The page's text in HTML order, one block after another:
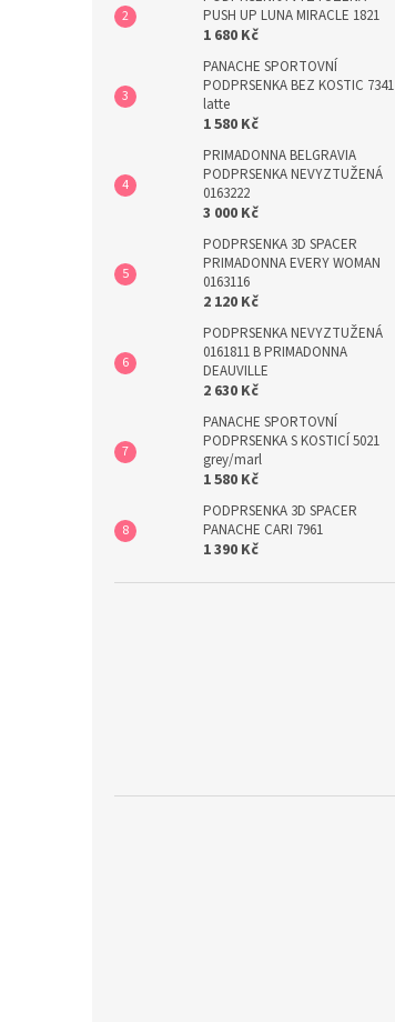
PUSH UP LUNA MIRACLE 1821
1 680 Kč
PANACHE SPORTOVNÍ
PODPRSENKA BEZ KOSTIC 7341
latte
1 580 Kč
PRIMADONNA BELGRAVIA
PODPRSENKA NEVYZTUŽENÁ
0163222
3 000 Kč
PODPRSENKA 3D SPACER
PRIMADONNA EVERY WOMAN
0163116
2 120 Kč
PODPRSENKA NEVYZTUŽENÁ
0161811 B PRIMADONNA
DEAUVILLE
2 630 Kč
PANACHE SPORTOVNÍ
PODPRSENKA S KOSTICÍ 5021
grey/marl
1 580 Kč
PODPRSENKA 3D SPACER
PANACHE CARI 7961
1 390 Kč